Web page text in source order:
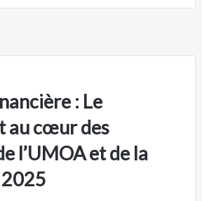
: Le
au cœur des
l’UMOA et de la
2025